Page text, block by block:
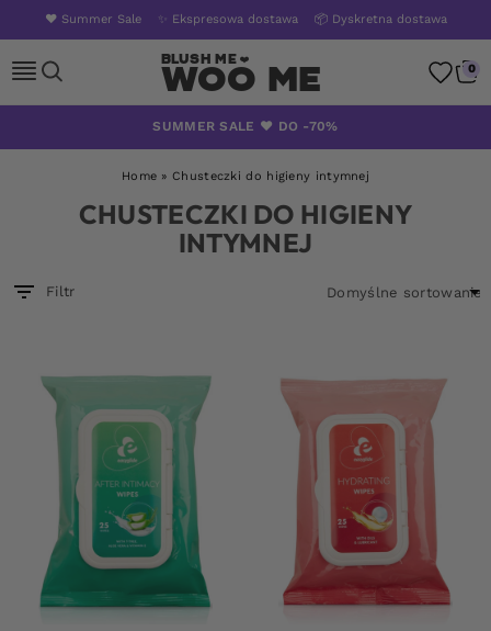
❤️ Summer Sale ✨ Ekspresowa dostawa 📦 Dyskretna dostawa
Woo Me 0
SUMMER SALE ❤️ DO -70%
Home » Chusteczki do higieny intymnej
CHUSTECZKI DO HIGIENY
INTYMNEJ
Filtr